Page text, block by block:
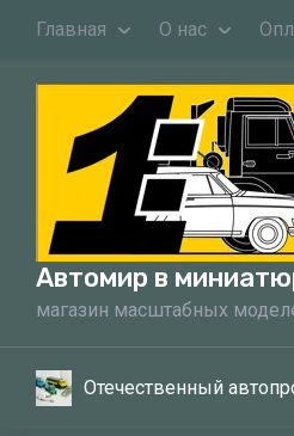
Главная О нас
Автомир в
магазин масштабных
Отечественный